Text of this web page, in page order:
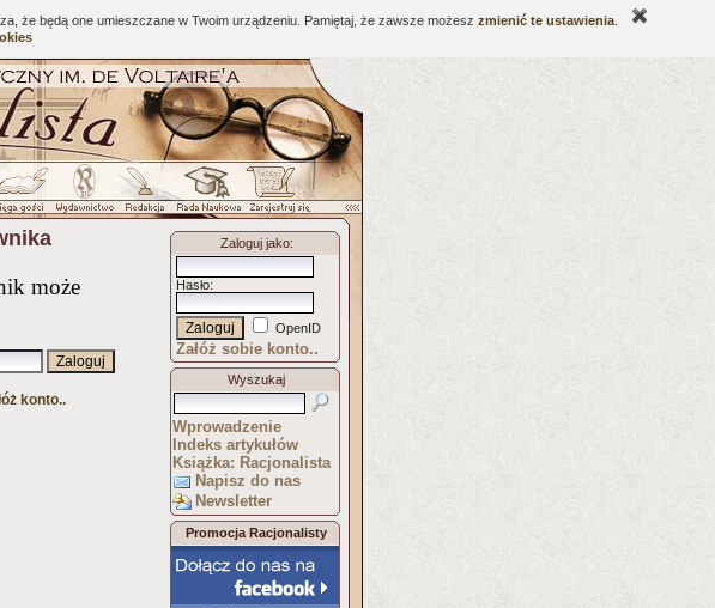
że będą one umieszczane w Twoim urządzeniu. Pamiętaj, że zawsze możesz zmienić te ustawienia
może
konto..
Zaloguj jako:
Hasło:
OpenID
Załóż sobie konto..
Wyszukaj
Wprowadzenie
Indeks artykułów
Książka: Racjonalista
Napisz do nas
Newsletter
Promocja Racjonalisty